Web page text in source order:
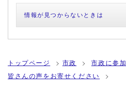
情報が見つからないときは
トップページ 市政
市政に参加
皆さんの声をお寄せください